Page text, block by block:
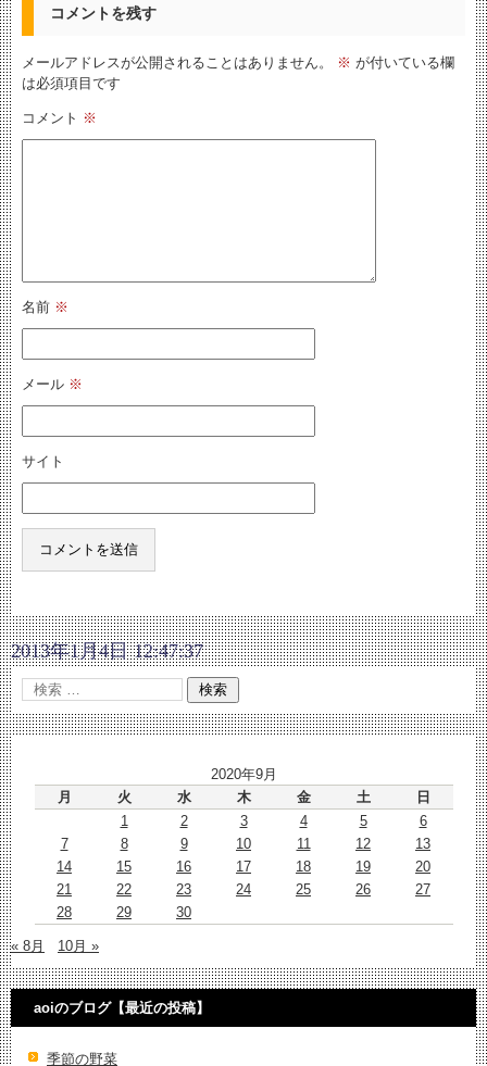
コメントを残す
メールアドレスが公開されることはありません。 ※ が付いている欄
は必須項目です
コメント ※
名前 ※
メール ※
サイト
2013年1月4日 12:47:37
2020年9月
月
火 水 木 金 土
日
1
2 3 4 5
6
7
8 9 10 11 12
13
14
15 16 17 18 19
20
21
22 23 24 25 26
27
28
29 30
« 8月 10月 »
aoiのブログ【最近の投稿】
季節の野菜